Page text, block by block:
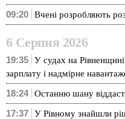
09:20 Вчені розробляють
6 Серпня 2026
19:35
У судах на
зарплату і надмірне
18:24 Останню шану
17:37
У Рівному знайшли